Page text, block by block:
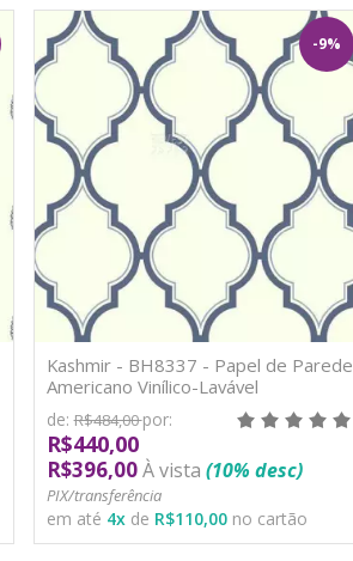
-9%
Kashmir - BH8337 - Papel de Parede
Americano Vinílico-Lavável
de: R$484,00por:
R$440,00
R$396,00 À vista (10% desc)
PIX/transferência
em até 4xde R$110,00no cartão